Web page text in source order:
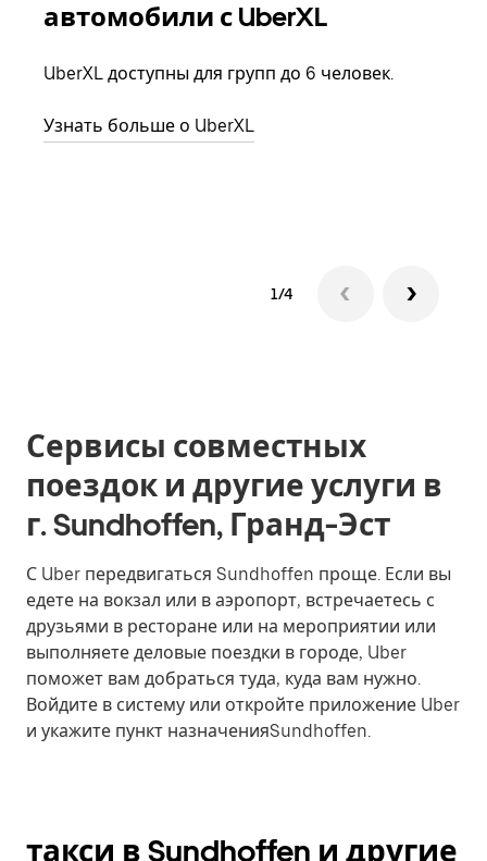
автомобили с UberXL
UberXL доступны для групп до 6 человек.
Узнать больше о UberXL
1/4
Сервисы совместных
поездок и другие услуги в
г. Sundhoffen, Гранд-Эст
С Uber передвигаться Sundhoffen проще. Если вы
едете на вокзал или в аэропорт, встречаетесь с
друзьями в ресторане или на мероприятии или
выполняете деловые поездки в городе, Uber
поможет вам добраться туда, куда вам нужно.
Войдите в систему или откройте приложение Uber
и укажите пункт назначенияSundhoffen.
такси в Sundhoffen и другие